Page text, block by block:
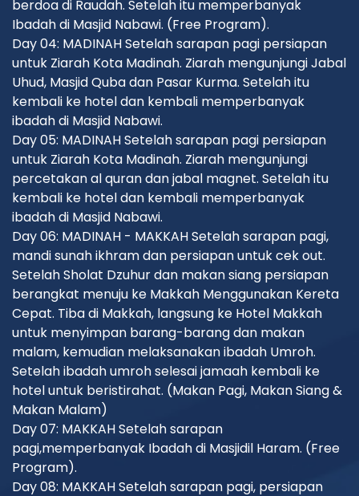
berdoa di Raudah. Setelah itu memperbanyak
Ibadah di Masjid Nabawi. (Free Program).
Day 04: MADINAH Setelah sarapan pagi persiapan
untuk Ziarah Kota Madinah. Ziarah mengunjungi Jabal
Uhud, Masjid Quba dan Pasar Kurma. Setelah itu
kembali ke hotel dan kembali memperbanyak
ibadah di Masjid Nabawi.
Day 05: MADINAH Setelah sarapan pagi persiapan
untuk Ziarah Kota Madinah. Ziarah mengunjungi
percetakan al quran dan jabal magnet. Setelah itu
kembali ke hotel dan kembali memperbanyak
ibadah di Masjid Nabawi.
Day 06: MADINAH - MAKKAH Setelah sarapan pagi,
mandi sunah ikhram dan persiapan untuk cek out.
Setelah Sholat Dzuhur dan makan siang persiapan
berangkat menuju ke Makkah Menggunakan Kereta
Cepat. Tiba di Makkah, langsung ke Hotel Makkah
untuk menyimpan barang-barang dan makan
malam, kemudian melaksanakan ibadah Umroh.
Setelah ibadah umroh selesai jamaah kembali ke
hotel untuk beristirahat. (Makan Pagi, Makan Siang &
Makan Malam)
Day 07: MAKKAH Setelah sarapan
pagi,memperbanyak Ibadah di Masjidil Haram. (Free
Program).
Day 08: MAKKAH Setelah sarapan pagi, persiapan